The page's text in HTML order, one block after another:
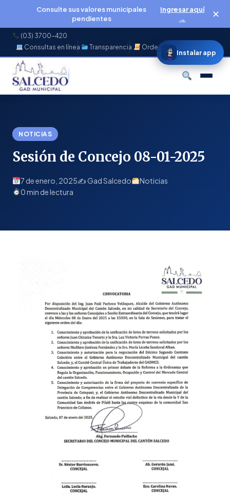
Consulte sus valores municipales
pendientes
Ingresar aquí
→
✕
(03) 3700-420
Consultas en línea
Transparencia Ordenanzas
NOTICIAS
Sesión de Concejo 08-01-2025
7 de enero, 2025✍️ Gad Salcedo
Noticias
0 min de lectura
Instalar app